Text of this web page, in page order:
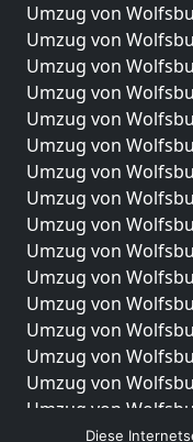
Umzug von
Umzug von
Umzug von
Umzug von
Umzug von
Umzug von
Umzug von
Umzug von
Umzug von
Umzug von
Umzug von
Umzug von
Umzug von
Umzug von
Umzug von
Umzug von
Umzug von
Diese